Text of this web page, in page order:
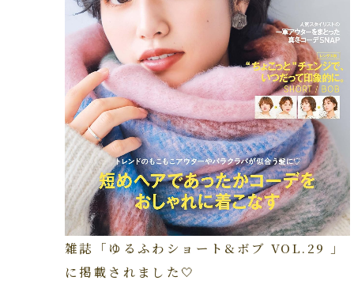
雑誌「ゆるふわショート&ボブ VOL.29 」
に掲載されました🤍